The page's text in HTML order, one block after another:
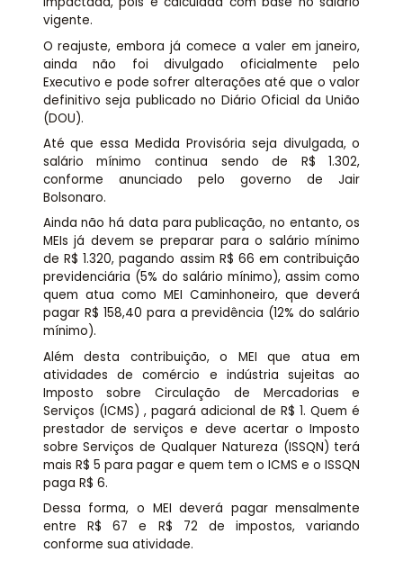
vigente.
O reajuste, embora já comece a valer em janeiro,
ainda não foi divulgado oficialmente pelo
Executivo e pode sofrer alterações até que o valor
definitivo seja publicado no Diário Oficial da União
(DOU).
Até que essa Medida Provisória seja divulgada, o
salário mínimo continua sendo de R$ 1.302,
conforme anunciado pelo governo de Jair
Bolsonaro.
Ainda não há data para publicação, no entanto, os
MEIs já devem se preparar para o salário mínimo
de R$ 1.320, pagando assim R$ 66 em contribuição
previdenciária (5% do salário mínimo), assim como
quem atua como MEI Caminhoneiro, que deverá
pagar R$ 158,40 para a previdência (12% do salário
mínimo).
Além desta contribuição, o MEI que atua em
atividades de comércio e indústria sujeitas ao
Imposto sobre Circulação de Mercadorias e
Serviços (ICMS) , pagará adicional de R$ 1. Quem é
prestador de serviços e deve acertar o Imposto
sobre Serviços de Qualquer Natureza (ISSQN) terá
mais R$ 5 para pagar e quem tem o ICMS e o ISSQN
paga R$ 6.
Dessa forma, o MEI deverá pagar mensalmente
entre R$ 67 e R$ 72 de impostos, variando
conforme sua atividade.